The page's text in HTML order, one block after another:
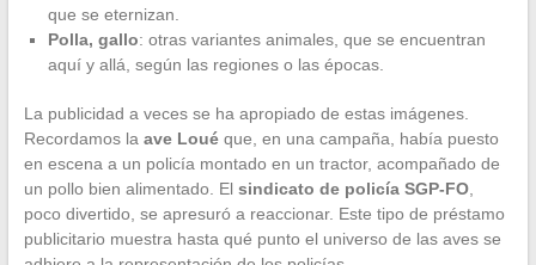
que se eternizan.
Polla, gallo: otras variantes animales, que se encuentran
aquí y allá, según las regiones o las épocas.
La publicidad a veces se ha apropiado de estas imágenes.
Recordamos la ave Louéque, en una campaña, había puesto
en escena a un policía montado en un tractor, acompañado de
un pollo bien alimentado. El sindicato de policía SGP-FO,
poco divertido, se apresuró a reaccionar. Este tipo de préstamo
publicitario muestra hasta qué punto el universo de las aves se